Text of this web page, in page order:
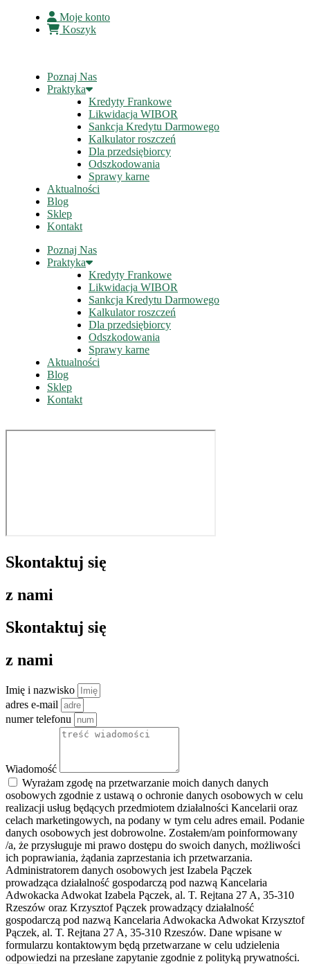
Moje konto
Koszyk
Poznaj Nas
Praktyka
Kredyty Frankowe
Likwidacja WIBOR
Sankcja Kredytu Darmowego
Kalkulator roszczeń
Dla przedsiębiorcy
Odszkodowania
Sprawy karne
Aktualności
Blog
Sklep
Kontakt
Poznaj Nas
Praktyka
Kredyty Frankowe
Likwidacja WIBOR
Sankcja Kredytu Darmowego
Kalkulator roszczeń
Dla przedsiębiorcy
Odszkodowania
Sprawy karne
Aktualności
Blog
Sklep
Kontakt
Skontaktuj się
z nami
Skontaktuj się
z nami
Imię i nazwisko
adres e-mail
numer telefonu
Wiadomość
Wyrażam zgodę na przetwarzanie moich danych danych
osobowych zgodnie z ustawą o ochronie danych osobowych w celu
realizacji usług będących przedmiotem działalności Kancelarii oraz
celach marketingowych, na podany w tym celu adres email. Podanie
danych osobowych jest dobrowolne. Zostałem/am poinformowany
/a, że przysługuje mi prawo dostępu do swoich danych, możliwości
ich poprawiania, żądania zaprzestania ich przetwarzania.
Administratorem danych osobowych jest Izabela Pączek
prowadząca działalność gospodarczą pod nazwą Kancelaria
Adwokacka Adwokat Izabela Pączek, al. T. Rejtana 27 A, 35-310
Rzeszów oraz Krzysztof Pączek prowadzący działalność
gospodarczą pod nazwą Kancelaria Adwokacka Adwokat Krzysztof
Pączek, al. T. Rejtana 27 A, 35-310 Rzeszów. Dane wpisane w
formularzu kontaktowym będą przetwarzane w celu udzielenia
odpowiedzi na przesłane zapytanie zgodnie z polityką prywatności.